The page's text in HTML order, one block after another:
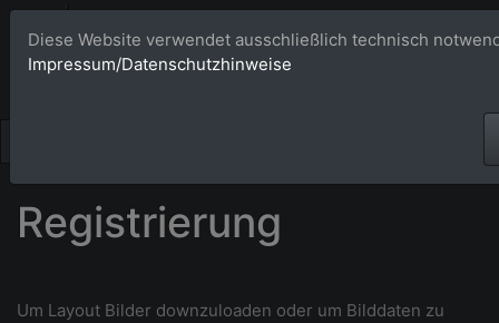
Bildagentur
Registrierung
Um Layout Bilder downzuloaden oder um Bilddaten zu
Diese Website verwendet ausschließlich technisch
Impressum/Datenschutzhinweise